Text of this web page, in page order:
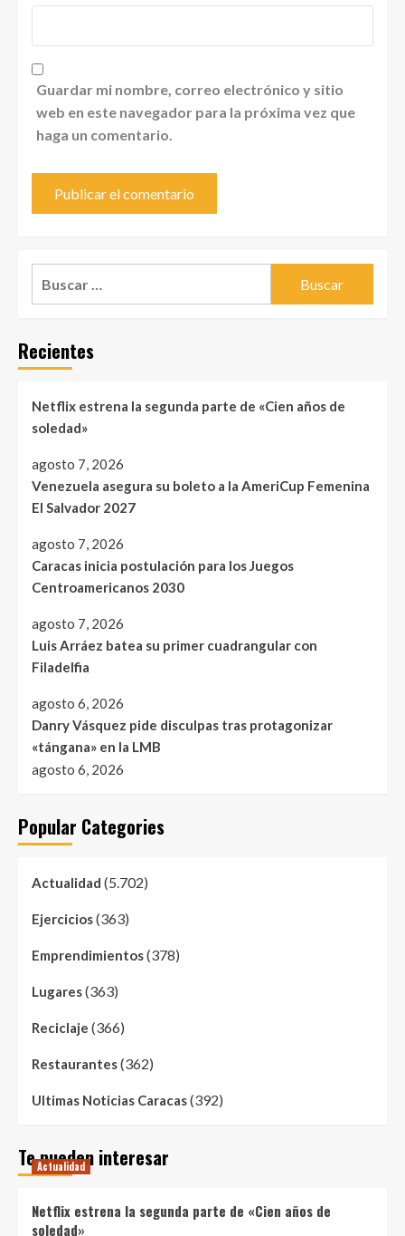
Guardar mi nombre, correo electrónico y sitio
web en este navegador para la próxima vez que
haga un comentario.
Recientes
Netflix estrena la segunda parte de «Cien años de
soledad»
agosto 7, 2026
Venezuela asegura su boleto a la AmeriCup Femenina
El Salvador 2027
agosto 7, 2026
Caracas inicia postulación para los Juegos
Centroamericanos 2030
agosto 7, 2026
Luis Arráez batea su primer cuadrangular con
Filadelfia
agosto 6, 2026
Danry Vásquez pide disculpas tras protagonizar
«tángana» en la LMB
agosto 6, 2026
Popular Categories
Actualidad (5.702)
Ejercicios(363)
Emprendimientos(378)
Lugares(363)
Reciclaje (366)
Restaurantes(362)
Ultimas Noticias Caracas(392)
Te pueden interesar
Actualidad
Netflix estrena la segunda parte de «Cien años de
soledad»